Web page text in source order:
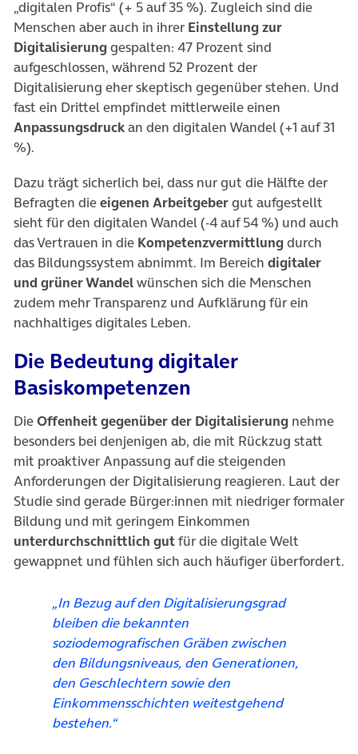
„digitalen Profis“ (+ 5 auf 35 %). Zugleich sind die
Menschen aber auch in ihrer Einstellung zur
Digitalisierung gespalten: 47 Prozent sind
aufgeschlossen, während 52 Prozent der
Digitalisierung eher skeptisch gegenüber stehen. Und
fast ein Drittel empfindet mittlerweile einen
Anpassungsdruckan den digitalen Wandel (+1 auf 31
%).
Dazu trägt sicherlich bei, dass nur gut die Hälfte der
Befragten dieeigenen Arbeitgebergut aufgestellt
sieht für den digitalen Wandel (-4 auf 54 %) und auch
das Vertrauen in die Kompetenzvermittlung durch
das Bildungssystem abnimmt. Im Bereich digitaler
und grüner Wandelwünschen sich die Menschen
zudem mehr Transparenz und Aufklärung für ein
nachhaltiges digitales Leben.
Die Bedeutungdigitaler
Basiskompetenzen
DieOffenheit gegenüber der Digitalisierung nehme
besonders bei denjenigen ab, die mit Rückzug statt
mit proaktiver Anpassung auf die steigenden
Anforderungen der Digitalisierung reagieren. Laut der
Studie sind gerade Bürger:innen mit niedriger formaler
Bildung und mit geringem Einkommen
unterdurchschnittlich gutfür die digitale Welt
gewappnet und fühlen sich auch häufiger überfordert.
„In Bezug auf den Digitalisierungsgrad
bleiben die bekannten
soziodemografischen Gräben zwischen
den Bildungsniveaus, den Generationen,
den Geschlechtern sowie den
Einkommensschichten weitestgehend
bestehen.“